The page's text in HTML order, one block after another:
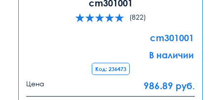
cm301001
(822)
cm301001
В наличии
Код: 236473
Цена 986.89 руб.